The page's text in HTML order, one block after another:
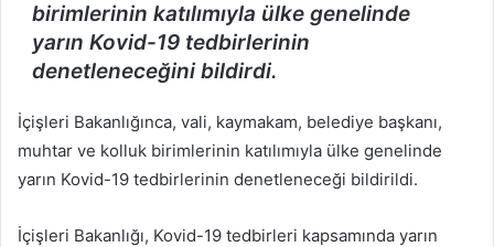
birimlerinin katılımıyla ülke genelinde
yarın Kovid-19 tedbirlerinin
denetleneceğini bildirdi.
İçişleri Bakanlığınca, vali, kaymakam, belediye başkanı,
muhtar ve kolluk birimlerinin katılımıyla ülke genelinde
yarın Kovid-19 tedbirlerinin denetleneceği bildirildi.
İçişleri Bakanlığı, Kovid-19 tedbirleri kapsamında yarın